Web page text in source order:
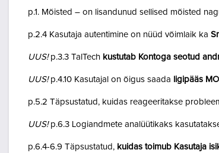
p.1. Mõisted – on lisandunud sellised mõisted
p.2.4 Kasutaja autentimine on nüüd võimlaik ka
UUS!p.3.3 TalTech kustutab Kontoga seotud
UUS!p.4.10 Kasutajal on õigus saada ligipääs
p.5.2 Täpsustatud, kuidas reageeritakse
UUS!p.6.3 Logiandmete analüütikaks
p.6.4-6.9 Täpsustatud, kuidas toimub Kasutaja